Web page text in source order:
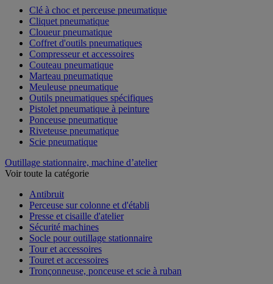
Clé à choc et perceuse pneumatique
Cliquet pneumatique
Cloueur pneumatique
Coffret d'outils pneumatiques
Compresseur et accessoires
Couteau pneumatique
Marteau pneumatique
Meuleuse pneumatique
Outils pneumatiques spécifiques
Pistolet pneumatique à peinture
Ponceuse pneumatique
Riveteuse pneumatique
Scie pneumatique
Outillage stationnaire, machine d’atelier
Voir toute la catégorie
Antibruit
Perceuse sur colonne et d'établi
Presse et cisaille d'atelier
Sécurité machines
Socle pour outillage stationnaire
Tour et accessoires
Touret et accessoires
Tronçonneuse, ponceuse et scie à ruban